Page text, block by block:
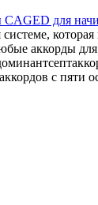
CAGED для
аккорды
с пяти